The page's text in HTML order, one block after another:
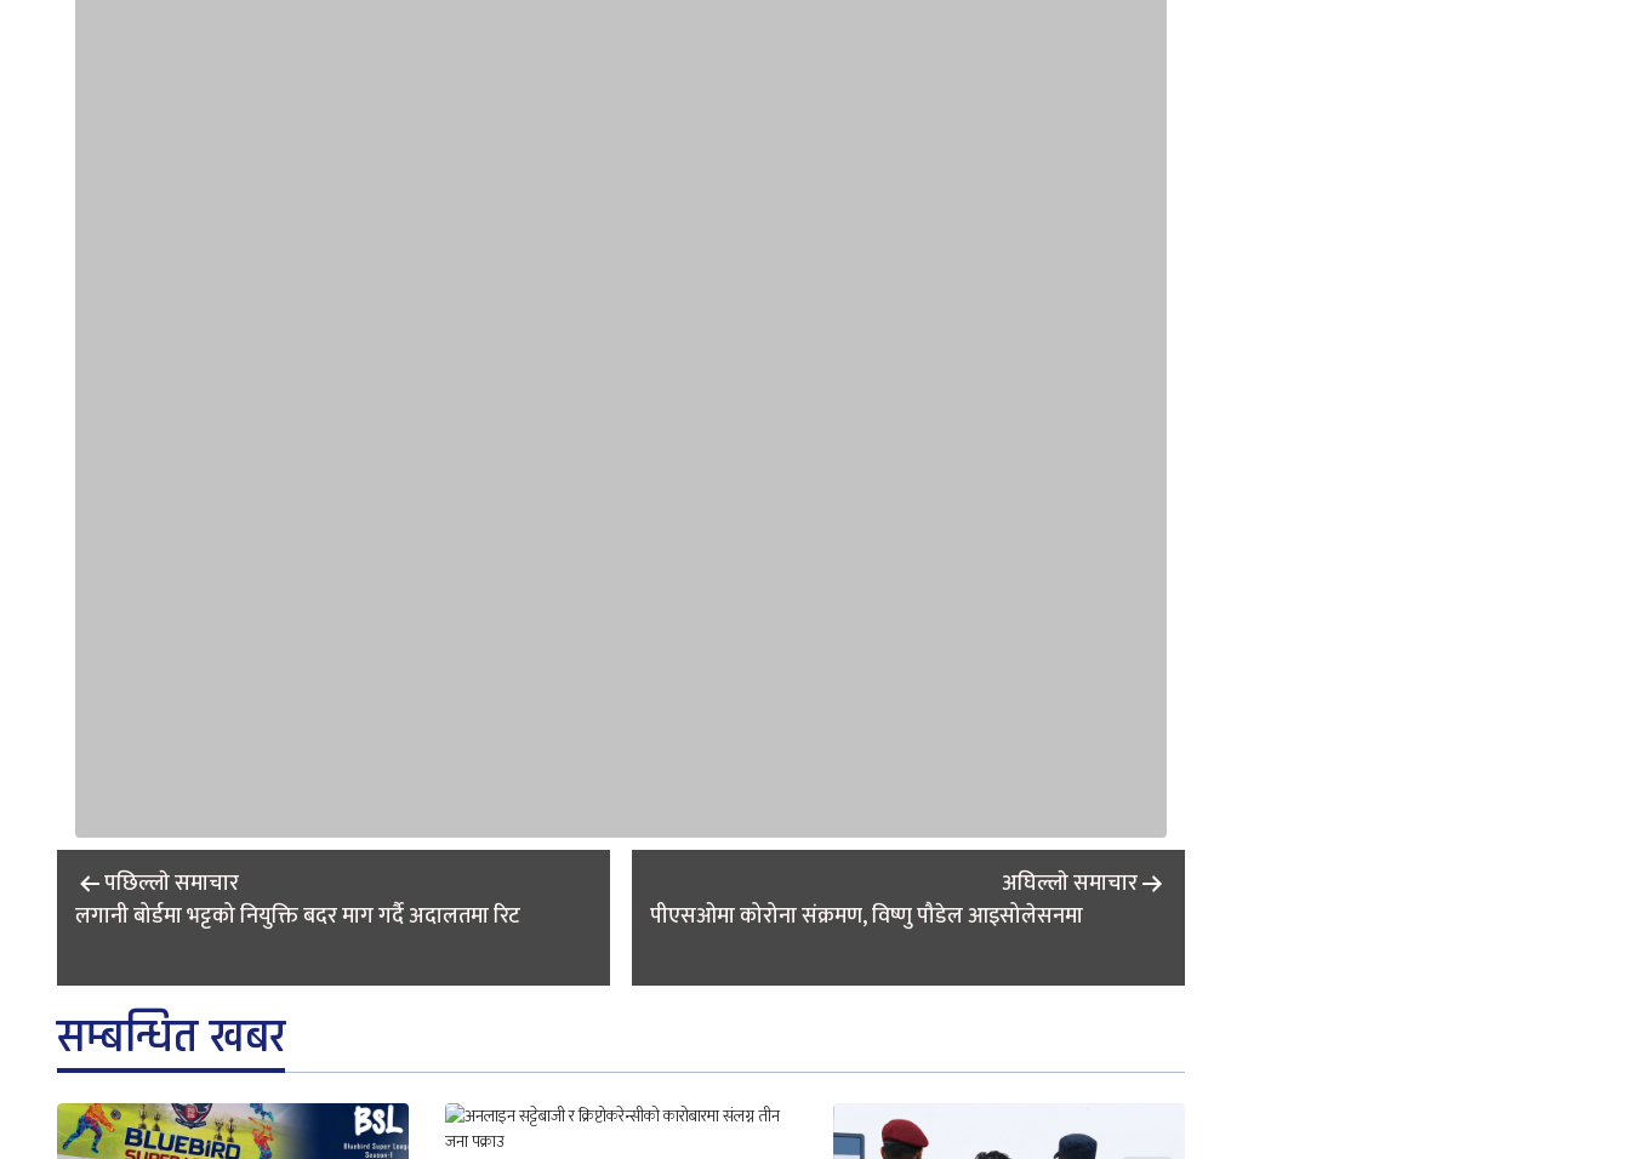
Post
navigation
पछिल्लाे समाचार
लगानी बोर्डमा भट्टको नियुक्ति बदर माग गर्दै अदालतमा रिट
अघिल्लाे समाचार
पीएसओमा कोरोना संक्रमण, विष्णु पौडेल आइसोलेसनमा
सम्बन्धित खबर